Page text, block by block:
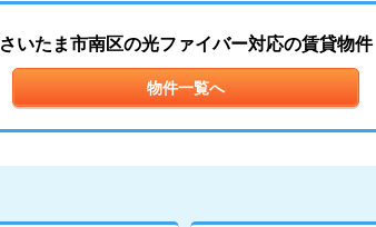
さいたま市南区の光ファイバー対応の賃貸物件
物件一覧へ